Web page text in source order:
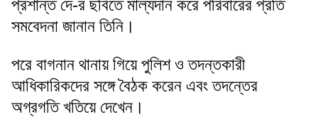
প্রশান্ত দে-র ছবিতে মাল্যদান করে পরিবারের প্রতি
সমবেদনা জানান তিনি।
পরে বাগনান থানায় গিয়ে পুলিশ ও তদন্তকারী
আধিকারিকদের সঙ্গে বৈঠক করেন এবং তদন্তের
অগ্রগতি খতিয়ে দেখেন।